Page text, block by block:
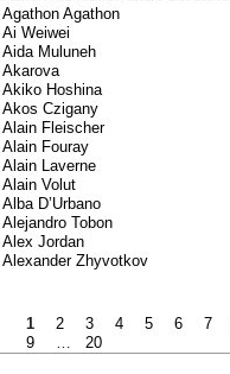
Agathon Agathon
Ai Weiwei
Aida Muluneh
Akarova
Akiko Hoshina
Akos Czigany
Alain Fleischer
Alain Fouray
Alain Laverne
Alain Volut
Alba D’Urbano
Alejandro Tobon
Alex Jordan
Alexander Zhyvotkov
1 2 3 4 5 6 7
9
20